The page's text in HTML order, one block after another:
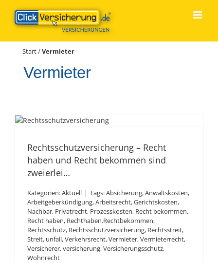
Inhalt
springen
Start/Vermieter
Vermieter
Rechtsschutzversicherung –
bekommen sind zweierlei…
Rechtsschutzversicherung – Recht
haben und Recht bekommen sind
zweierlei…
Kategorien:Aktuell | Tags:Absicherung,Anwaltskosten,
Arbeitgeberkündigung,Arbeitsrecht,Gerichtskosten,
Nachbar, Privatrecht, Prozesskosten, Recht bekommen,
Recht haben, Rechthaben.Rechtbekommen,
Rechtsschutz, Rechtsschutzversicherung, Rechtsstreit,
Streit, unfall,Verkehrsrecht,Vermieter,Vermieterrecht,
Versicherer,versicherung,Versicherungsschutz,
Wohnrecht